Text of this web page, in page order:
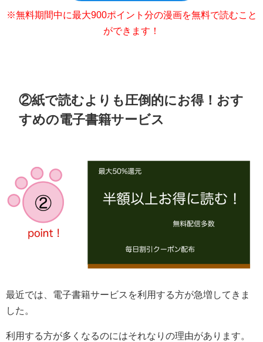
※無料期間中に最大900ポイント分の漫画を無料で読むこと
ができます！
②紙で読むよりも圧倒的にお得！おす
すめの電子書籍サービス
最近では、電子書籍サービスを利用する方が急増してきま
した。
利用する方が多くなるのにはそれなりの理由があります。